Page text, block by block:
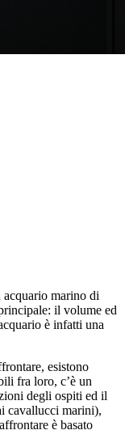
acquario marino di
il volume ed
è infatti una
esistono
fra loro, c’è un
degli ospiti ed il
cavallucci marini),
è basato